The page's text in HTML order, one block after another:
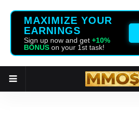
MAXIMIZE YOUR
EARNINGS
Sign up now and get +10%
BONUS on your 1st task!